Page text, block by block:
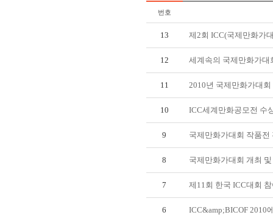
번호
13 제2회 ICC(국제만화가
12 세계속의 국제만화가대
11 2010년 국제만화가대
10 ICC세계만화공모전 수
9 국제만화가대회 작품전
8 국제만화가대회 개최
7 제11회 한국 ICC대회
6 ICC&amp;BICOF 2010